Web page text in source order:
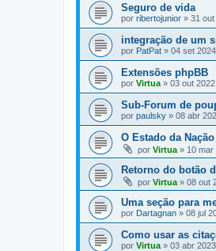
Seguro de vida
por ribertojunior » 31
integração de um
por PatPat » 04 set
Extensões phpBB
por Virtua » 03 out
Sub-Forum de
por paulsky » 08 abr
O Estado da
por Virtua » 10 mar
Retorno do botão
por Virtua » 08 out
Uma seção para
por Dartagnan » 08 jul
Como usar as
por Virtua » 03 abr